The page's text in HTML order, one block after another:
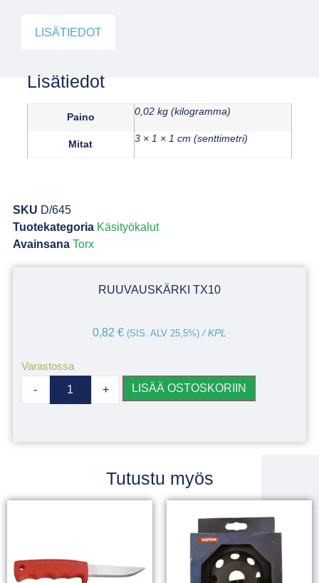
LISÄTIEDOT
Lisätiedot
Paino 0,02 kg (kilogramma)
Mitat 3 × 1 × 1 cm (senttimetri)
SKU D/645
Tuotekategoria Käsityökalut
Avainsana Torx
RUUVAUSKÄRKI TX10
0,82 € (SIS. ALV 25,5%) / KPL
Varastossa
- + LISÄÄ OSTOSKORIIN
Tutustu myös